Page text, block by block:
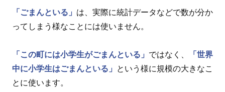
「ごまんといる」 は、実際に統計データなどで数が分か
ってしまう様なことには使いません。
「この町には小学生がごまんといる」 ではなく、
「世界
中に小学生はごまんといる」
という様に規模の大きなこ
とに使います。